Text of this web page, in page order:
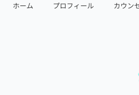
ホーム プロフィール カウン